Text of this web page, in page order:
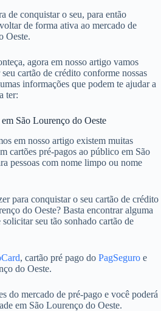
de conquistar o seu, para então
de forma ativa ao mercado de
Oeste.
agora em nosso artigo vamos
cartão de crédito conforme nossas
informações que podem te ajudar a
ter:
São Lourenço do Oeste
em nosso artigo existem muitas
cartões pré-pagos ao público em São
pessoas com nome limpo ou nome
para conquistar o seu cartão de crédito
do Oeste? Basta encontrar alguma
seu tão sonhado cartão de
, cartão pré pago do PagSeguro e
do Oeste.
do mercado de pré-pago e você poderá
em São Lourenço do Oeste.